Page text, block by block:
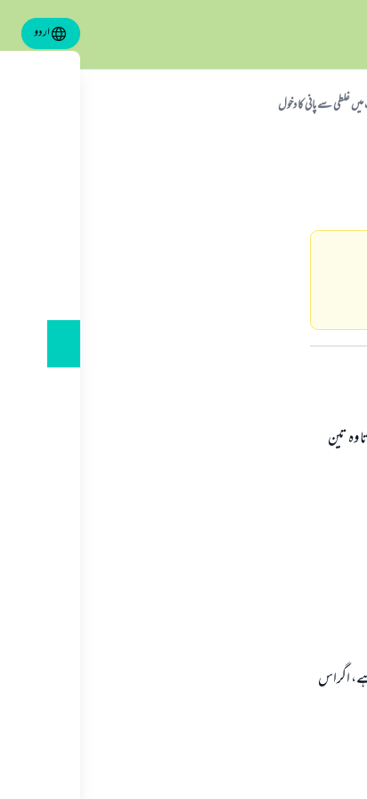
اردو
غلطي سےپاني كا دخول
وہ تين
اگراس